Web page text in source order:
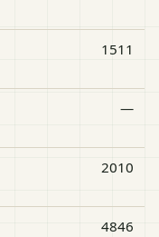
1511
—
2010
4846